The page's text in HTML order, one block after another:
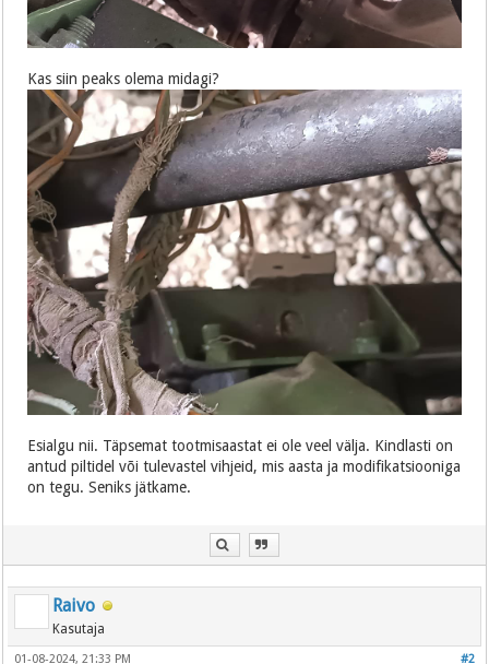
Kas siin peaks olema midagi?
Esialgu nii. Täpsemat tootmisaastat ei ole veel välja. Kindlasti on
antud piltidel või tulevastel vihjeid, mis aasta ja modifikatsiooniga
on tegu. Seniks jätkame.
Raivo
Kasutaja
#2
01-08-2024, 21:33 PM